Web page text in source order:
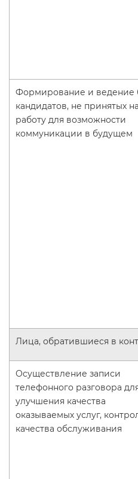
Формирование и ведение
кандидатов, не принятых на
работу для возможности
коммуникации в будущем
Лица, обратившиеся в
Осуществление записи
телефонного разговора
улучшения качества
оказываемых услуг,
качества обслуживания